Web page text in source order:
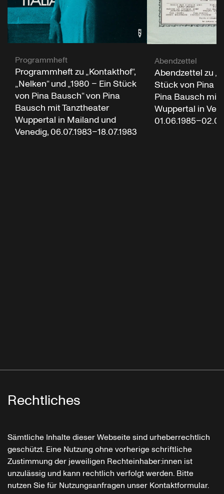
Programmheft
Programmheft zu „Kontakthof“,
„Nelken“ und „1980 – Ein Stück
von Pina Bausch“ von Pina
Bausch mit Tanztheater
Wuppertal in Mailand und
Venedig, 06.07.1983–18.07.1983
Abendzettel
Abendzettel zu
Stück von Pina
Pina Bausch mit
Wuppertal in
Rechtliches
Sämtliche Inhalte dieser Webseite sind urheberrechtlich
geschützt. Eine Nutzung ohne vorherige schriftliche
Zustimmung der jeweiligen Rechteinhaber:innen ist
unzulässig und kann rechtlich verfolgt werden. Bitte
nutzen Sie für Nutzungsanfragen unser Kontaktformular.